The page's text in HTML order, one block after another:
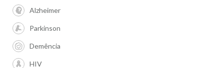
Alzheimer
Parkinson
Demência
HIV